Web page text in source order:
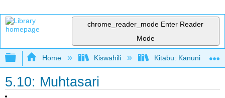
chrome_reader_mode Enter Reader
Mode
Expand/collapse global hierarchy
Home Kiswahili Kitabu: Kanuni za
5.10: Muhtasari